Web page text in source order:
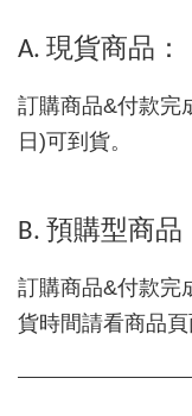
A. 現貨商品：
訂購商品&付款完
日)可到貨。
B. 預購型商品
訂購商品&付款完
貨時間請看商品頁